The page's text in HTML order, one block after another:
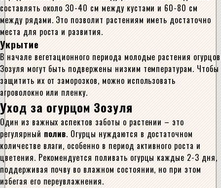
составлять около 30-40 см между кустами и 60-80 см
между рядами. Это позволит растениям иметь достаточно
места для роста и развития.
Укрытие
В начале вегетационного периода молодые растения огурцов
Зозуля могут быть подвержены низким температурам. Чтобы
защитить их от заморозков, можно использовать
агроволокно или пленку.
Уход за огурцом Зозуля
Один из важных аспектов заботы о растении – это
регулярный полив. Огурцы нуждаются в достаточном
количестве влаги, особенно в период активного роста и
цветения. Рекомендуется поливать огурцы каждые 2-3 дня,
поддерживая почву во влажном состоянии, но при этом
избегая его переувлажнения.